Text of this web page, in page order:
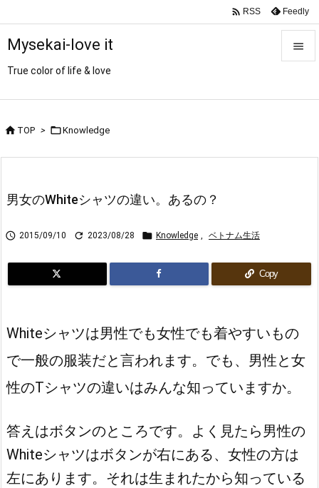
Mysekai-love it
True color of life & love

 RSS Feedly
 TOP > Knowledge
男女のWhiteシャツの違い。あるの？
 2015/09/10  2023/08/28  Knowledge , ベトナム生活
Copy
Whiteシャツは男性でも女性でも着やすいもの
で一般の服装だと言われます。でも、男性と女
性のTシャツの違いはみんな知っていますか。
答えはボタンのところです。よく見たら男性の
Whiteシャツはボタンが右にある、女性の方は
左にあります。 それは生まれたから知っている